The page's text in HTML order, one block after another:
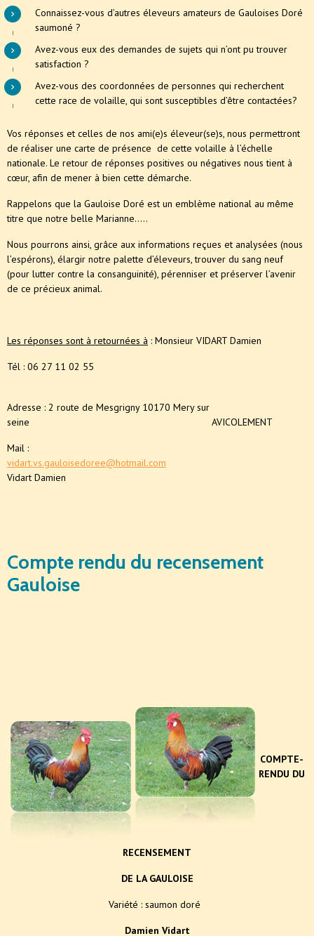
Connaissez-vous d’autres éleveurs amateurs de Gauloises Doré
saumoné ?
Avez-vous eux des demandes de sujets qui n’ont pu trouver
satisfaction ?
Avez-vous des coordonnées de personnes qui recherchent
cette race de volaille, qui sont susceptibles d’être contactées?
Vos réponses et celles de nos ami(e)s éleveur(se)s, nous permettront
de réaliser une carte de présence de cette volaille à l’échelle
nationale. Le retour de réponses positives ou négatives nous tient à
cœur, afin de mener à bien cette démarche.
Rappelons que la Gauloise Doré est un emblème national au même
titre que notre belle Marianne…..
Nous pourrons ainsi, grâce aux informations reçues et analysées (nous
l’espérons), élargir notre palette d’éleveurs, trouver du sang neuf
(pour lutter contre la consanguinité), pérenniser et préserver l’avenir
de ce précieux animal.
Les réponses sont à retournées à : Monsieur VIDART Damien
Tél : 06 27 11 02 55
Adresse : 2 route de Mesgrigny 10170 Mery sur
seine AVICOLEMENT
Mail :
vidart.vs.gauloisedoree@hotmail.com
Vidart Damien
Compte rendu du recensement
Gauloise
COMPTE-
RENDU DU
RECENSEMENT
DE LA GAULOISE
Variété : saumon doré
Damien Vidart